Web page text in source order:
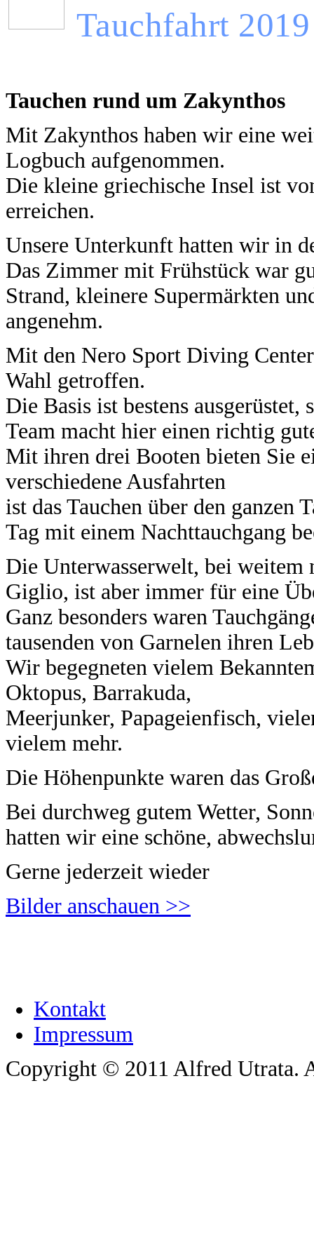
Tauchfahrt 2019
Tauchen rund um Zakynthos
Mit Zakynthos haben wir eine
Logbuch aufgenommen.
Die kleine griechische Insel ist
erreichen.
Unsere Unterkunft hatten wir in
Das Zimmer mit Frühstück war
Strand, kleinere Supermärkten
angenehm.
Mit den Nero Sport Diving
Wahl getroffen.
Die Basis ist bestens
Team macht hier einen richtig
Mit ihren drei Booten bieten Sie
verschiedene Ausfahrten
ist das Tauchen über den ganzen
Tag mit einem Nachttauchgang
Die Unterwasserwelt, bei
Giglio, ist aber immer für eine
Ganz besonders waren
tausenden von Garnelen ihren
Wir begegneten vielem
Oktopus, Barrakuda,
Meerjunker, Papageienfisch,
vielem mehr.
Die Höhenpunkte waren das
Bei durchweg gutem Wetter,
hatten wir eine schöne,
Gerne jederzeit wieder
Bilder anschauen >>
Kontakt
Impressum
Copyright © 2011 Alfred Utrata.